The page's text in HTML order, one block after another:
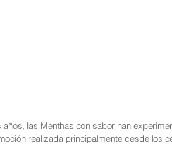
años, las Menthas con sabor han
realizada principalmente desde los